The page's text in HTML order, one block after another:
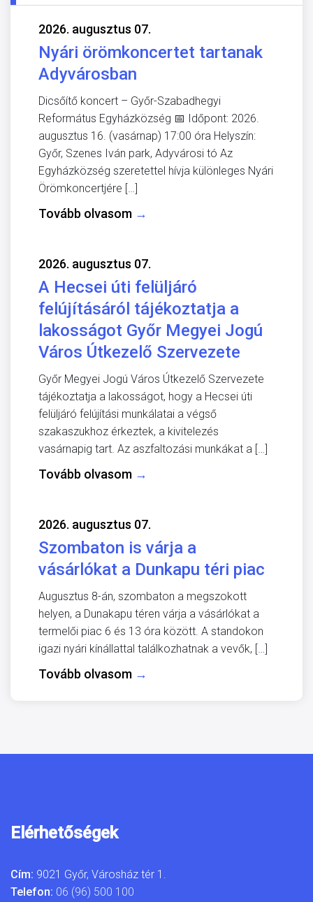
2026. augusztus 07.
Nyári örömkoncertet tartanak
Adyvárosban
Dicsőítő koncert – Győr-Szabadhegyi
Református Egyházközség 📅 Időpont: 2026.
augusztus 16. (vasárnap) 17:00 óra Helyszín:
Győr, Szenes Iván park, Adyvárosi tó Az
Egyházközség szeretettel hívja különleges Nyári
Örömkoncertjére […]
Tovább olvasom →
2026. augusztus 07.
A Hecsei úti felüljáró
felújításáról tájékoztatja a
lakosságot Győr Megyei Jogú
Város Útkezelő Szervezete
Győr Megyei Jogú Város Útkezelő Szervezete
tájékoztatja a lakosságot, hogy a Hecsei úti
felüljáró felújítási munkálatai a végső
szakaszukhoz érkeztek, a kivitelezés
vasárnapig tart. Az aszfaltozási munkákat a […]
Tovább olvasom →
2026. augusztus 07.
Szombaton is várja a
vásárlókat a Dunkapu téri piac
Augusztus 8-án, szombaton a megszokott
helyen, a Dunakapu téren várja a vásárlókat a
termelői piac 6 és 13 óra között. A standokon
igazi nyári kínállattal találkozhatnak a vevők, […]
Tovább olvasom →
Elérhetőségek
Cím: 9021 Győr, Városház tér 1.
Telefon: 06 (96) 500 100